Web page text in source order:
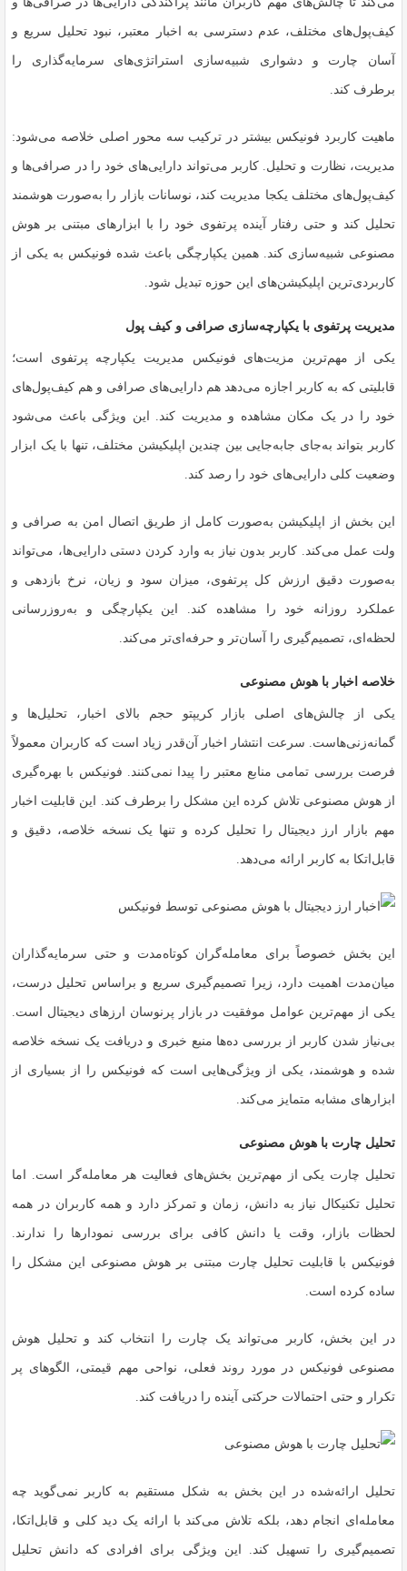
کیف‌پول‌های مختلف، عدم دسترسی به اخبار معتبر، نبود تحلیل سریع و
آسان چارت و دشواری شبیه‌سازی استراتژی‌های سرمایه‌گذاری را
برطرف کند.
ماهیت کاربرد فونیکس بیشتر در ترکیب سه محور اصلی خلاصه می‌شود:
مدیریت، نظارت و تحلیل. کاربر می‌تواند دارایی‌های خود را در صرافی‌ها و
کیف‌پول‌های مختلف یکجا مدیریت کند، نوسانات بازار را به‌صورت هوشمند
تحلیل کند و حتی رفتار آینده پرتفوی خود را با ابزارهای مبتنی بر هوش
مصنوعی شبیه‌سازی کند. همین یکپارچگی باعث شده فونیکس به یکی از
کاربردی‌ترین اپلیکیشن‌های این حوزه تبدیل شود.
مدیریت پرتفوی با یکپارچه‌سازی صرافی و کیف پول
یکی از مهم‌ترین مزیت‌های فونیکس مدیریت یکپارچه پرتفوی است؛
قابلیتی که به کاربر اجازه می‌دهد هم دارایی‌های صرافی و هم کیف‌پول‌های
خود را در یک مکان مشاهده و مدیریت کند. این ویژگی باعث می‌شود
کاربر بتواند به‌جای جابه‌جایی بین چندین اپلیکیشن مختلف، تنها با یک ابزار
وضعیت کلی دارایی‌های خود را رصد کند.
این بخش از اپلیکیشن به‌صورت کامل از طریق اتصال امن به صرافی و
ولت عمل می‌کند. کاربر بدون نیاز به وارد کردن دستی دارایی‌ها، می‌تواند
به‌صورت دقیق ارزش کل پرتفوی، میزان سود و زیان، نرخ بازدهی و
عملکرد روزانه خود را مشاهده کند. این یکپارچگی و به‌روزرسانی
لحظه‌ای، تصمیم‌گیری را آسان‌تر و حرفه‌ای‌تر می‌کند.
خلاصه اخبار با هوش مصنوعی
یکی از چالش‌های اصلی بازار کریپتو حجم بالای اخبار، تحلیل‌ها و
گمانه‌زنی‌هاست. سرعت انتشار اخبار آن‌قدر زیاد است که کاربران معمولاً
فرصت بررسی تمامی منابع معتبر را پیدا نمی‌کنند. فونیکس با بهره‌گیری
از هوش مصنوعی تلاش کرده این مشکل را برطرف کند. این قابلیت اخبار
مهم بازار ارز دیجیتال را تحلیل کرده و تنها یک نسخه خلاصه، دقیق و
قابل‌اتکا به کاربر ارائه می‌دهد.
این بخش خصوصاً برای معامله‌گران کوتاه‌مدت و حتی سرمایه‌گذاران
میان‌مدت اهمیت دارد، زیرا تصمیم‌گیری سریع و براساس تحلیل درست،
یکی از مهم‌ترین عوامل موفقیت در بازار پرنوسان ارزهای دیجیتال است.
بی‌نیاز شدن کاربر از بررسی ده‌ها منبع خبری و دریافت یک نسخه خلاصه
شده و هوشمند، یکی از ویژگی‌هایی است که فونیکس را از بسیاری از
ابزارهای مشابه متمایز می‌کند.
تحلیل چارت با هوش مصنوعی
تحلیل چارت یکی از مهم‌ترین بخش‌های فعالیت هر معامله‌گر است. اما
تحلیل تکنیکال نیاز به دانش، زمان و تمرکز دارد و همه کاربران در همه
لحظات بازار، وقت یا دانش کافی برای بررسی نمودارها را ندارند.
فونیکس با قابلیت تحلیل چارت مبتنی بر هوش مصنوعی این مشکل را
ساده کرده است.
در این بخش، کاربر می‌تواند یک چارت را انتخاب کند و تحلیل هوش
مصنوعی فونیکس در مورد روند فعلی، نواحی مهم قیمتی، الگوهای پر
تکرار و حتی احتمالات حرکتی آینده را دریافت کند.
تحلیل ارائه‌شده در این بخش به شکل مستقیم به کاربر نمی‌گوید چه
معامله‌ای انجام دهد، بلکه تلاش می‌کند با ارائه یک دید کلی و قابل‌اتکا،
تصمیم‌گیری را تسهیل کند. این ویژگی برای افرادی که دانش تحلیل